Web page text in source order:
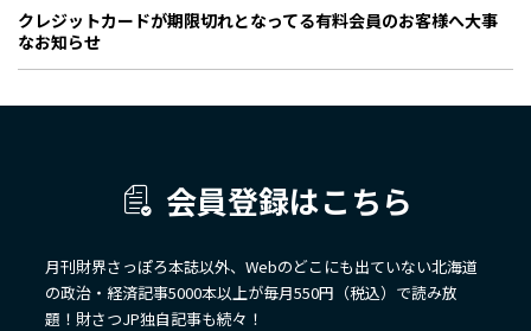
クレジットカードが期限切れとなってる有料会員のお客様へ大事
なお知らせ
会員登録はこちら
月刊財界さっぽろ本誌以外、Webのどこにも出ていない北海道
の政治・経済記事5000本以上が毎月550円（税込）で読み放
題！財さつJP独自記事も続々！